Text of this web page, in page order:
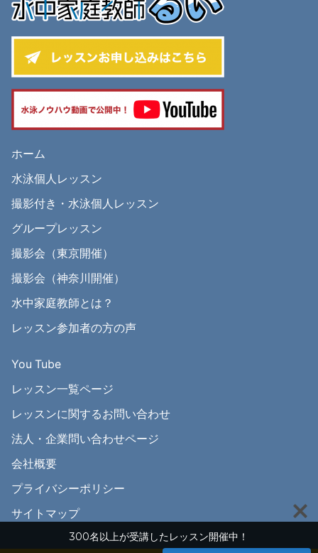
ホーム
水泳個人レッスン
撮影付き・水泳個人レッスン
グループレッスン
撮影会（東京開催）
撮影会（神奈川開催）
水中家庭教師とは？
レッスン参加者の方の声
You Tube
レッスン一覧ページ
レッスンに関するお問い合わせ
法人・企業問い合わせページ
会社概要
プライバシーポリシー
サイトマップ
300名以上が受講したレッスン開催中！